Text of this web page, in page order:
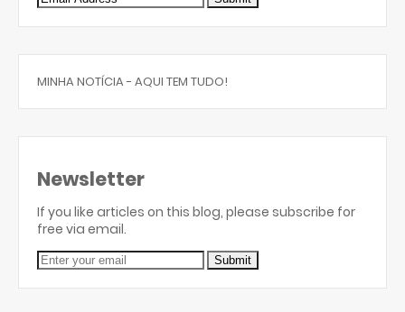
MINHA NOTÍCIA - AQUI TEM TUDO!
Newsletter
If you like articles on this blog, please subscribe for
free via email.